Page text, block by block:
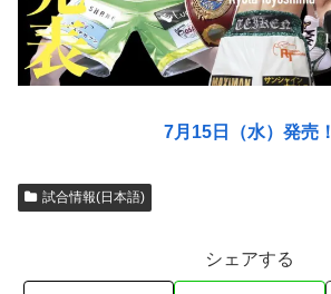
7月15日（水）発売！
試合情報(日本語)
シェアする